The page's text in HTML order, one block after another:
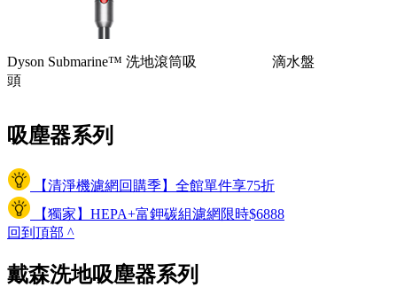
Dyson Submarine™ 洗地滾筒吸
頭
滴水盤
吸塵器系列
【清淨機濾網回購季】全館單件享75折
【獨家】HEPA+富鉀碳組濾網限時$6888
回到頂部 ^
戴森洗地吸塵器系列